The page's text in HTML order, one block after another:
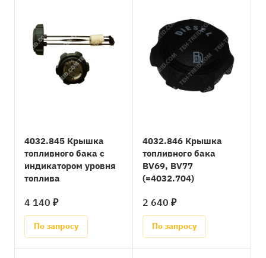
4032.845 Крышка
топливного бака с
индикатором уровня
топлива
4 140 ₽
По запросу
4032.846 Крышка
топливного бака
BV69, BV77
(=4032.704)
2 640 ₽
По запросу